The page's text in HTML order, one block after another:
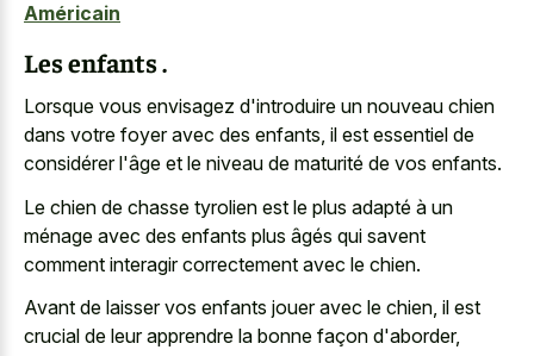
Américain
Les enfants .
Lorsque vous envisagez d'introduire un nouveau chien
dans votre foyer avec des enfants, il est essentiel de
considérer l'âge et le niveau de maturité de vos enfants.
Le chien de chasse tyrolien est le plus adapté à un
ménage avec des enfants plus âgés qui savent
comment interagir correctement avec le chien.
Avant de laisser vos enfants jouer avec le chien, il est
crucial de leur apprendre la bonne façon d'aborder,